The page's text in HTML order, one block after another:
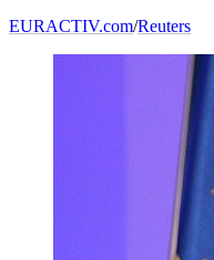
EURACTIV.com/Reuters